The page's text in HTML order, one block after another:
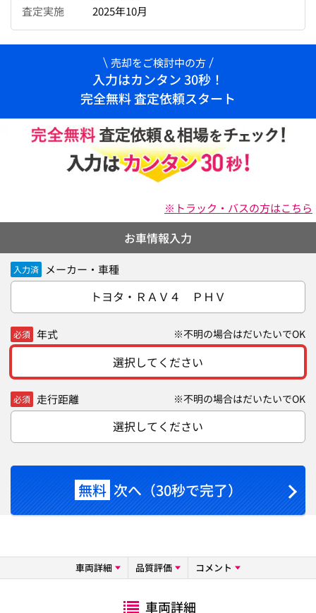
査定実施
2025年10月
売却をご検討中の方
入力はカンタン 30秒！
完全無料 査定依頼スタート
※トラック・バスの方はこちら
お車情報入力
入力済 メーカー・車種
トヨタ・ＲＡＶ４ ＰＨＶ
必須 年式 ※不明の場合はだいたいでOK
選択してください
必須 走行距離 ※不明の場合はだいたいでOK
選択してください
無料 次へ（30秒で完了）
車両詳細 品質評価 コメント
車両詳細